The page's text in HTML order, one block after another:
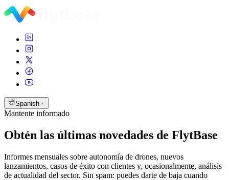
Spanish
Mantente informado
Obtén las últimas novedades de FlytBase
Informes mensuales sobre autonomía de drones, nuevos
lanzamientos, casos de éxito con clientes y, ocasionalmente, análisis
de actualidad del sector. Sin spam: puedes darte de baja cuando